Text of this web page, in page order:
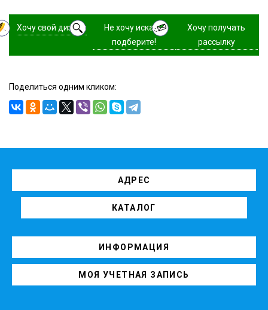
Хочу свой дизайн
Не хочу искать,
подберите!
Хочу получать
рассылку
Поделиться одним кликом:
АДРЕС
КАТАЛОГ
ИНФОРМАЦИЯ
МОЯ УЧЕТНАЯ ЗАПИСЬ